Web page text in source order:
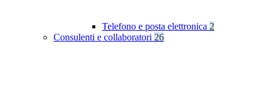
Telefono e posta elettronica 2
Consulenti e collaboratori 26